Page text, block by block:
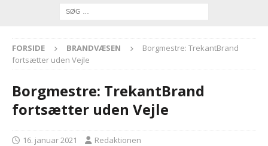
FORSIDE BRANDVÆSEN
Borgmestre: TrekantBrand
fortsætter uden Vejle
Borgmestre: TrekantBrand
fortsætter uden Vejle
16. januar 2021 Redaktionen